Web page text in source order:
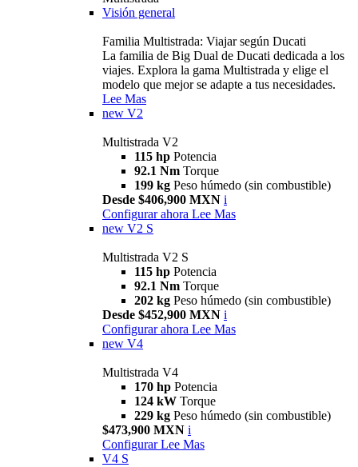
Visión general
Familia Multistrada: Viajar según Ducati
La familia de Big Dual de Ducati dedicada a los
viajes. Explora la gama Multistrada y elige el
modelo que mejor se adapte a tus necesidades.
Lee Mas
new V2
Multistrada V2
115 hp Potencia
92.1 Nm Torque
199 kg Peso húmedo (sin combustible)
Desde $406,900 MXN i
Configurar ahora Lee Mas
new V2 S
Multistrada V2 S
115 hp Potencia
92.1 Nm Torque
202 kg Peso húmedo (sin combustible)
Desde $452,900 MXN i
Configurar ahora Lee Mas
new V4
Multistrada V4
170 hp Potencia
124 kW Torque
229 kg Peso húmedo (sin combustible)
$473,900 MXN i
Configurar Lee Mas
V4 S